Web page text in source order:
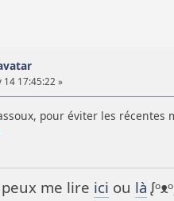
14 17:45:22 »
pour éviter les
peux me lire ici ou là